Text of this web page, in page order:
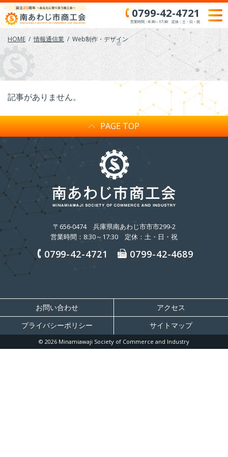
Skip
to
content
0799-42-4721
営業時間：8:30～17:30 定休：土・日・祝
HOME 情報通信業 Web制作・デザイン
記事がありません。
PAGE TOP
〒656-0474 兵庫県南あわじ市市市299-2
営業時間：8:30～17:30 定休：土・日・祝
0799-42-4721 0799-42-4689
お問い合わせ
アクセス
プライバシーポリシー
サイトマップ
© 2026 Minamiawaji Society of Commerce and Industry